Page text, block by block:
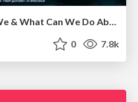
0 7.8k